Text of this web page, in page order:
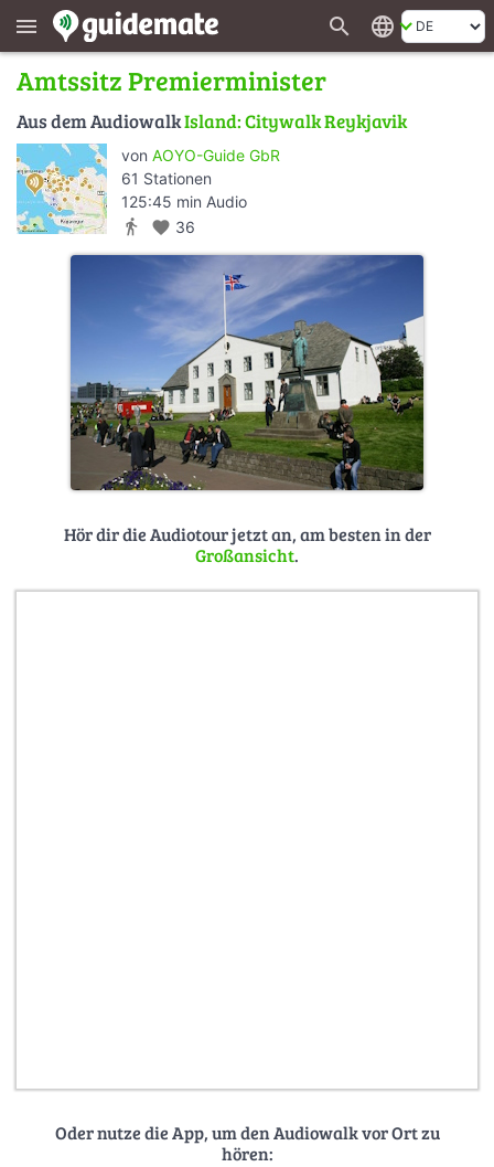
menu search language
Amtssitz Premierminister
Aus dem AudiowalkIsland: Citywalk Reykjavik
von AOYO-Guide GbR
61 Stationen
125:45 min Audio
directions_walk favorite 36
Hör dir die Audiotour jetzt an, am besten in der
Großansicht.
Oder nutze die App, um den Audiowalk vor Ort zu
hören: